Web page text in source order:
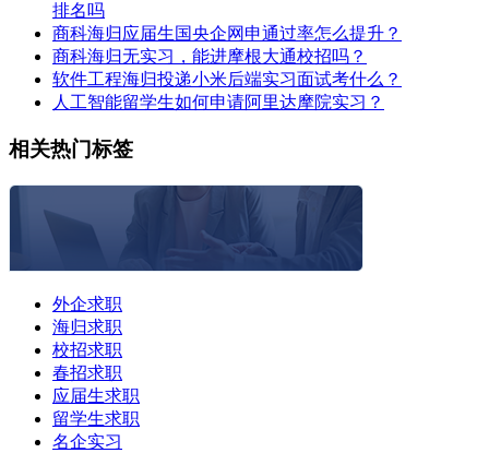
排名吗
商科海归应届生国央企网申通过率怎么提升？
商科海归无实习，能进摩根大通校招吗？
软件工程海归投递小米后端实习面试考什么？
人工智能留学生如何申请阿里达摩院实习？
相关热门标签
外企求职
海归求职
校招求职
春招求职
应届生求职
留学生求职
名企实习